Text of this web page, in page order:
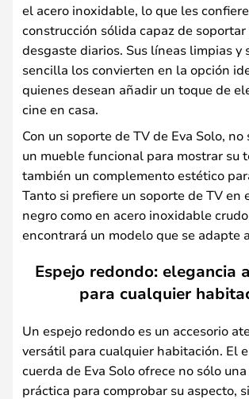
el acero inoxidable, lo que les
construcción sólida capaz de soportar
desgaste diarios. Sus líneas limpias y
sencilla los convierten en la opción
quienes desean añadir un toque de
cine en casa.
Con un soporte de TV de Eva Solo,
un mueble funcional para mostrar su
también un complemento estético
Tanto si prefiere un soporte de TV en
negro como en acero inoxidable
encontrará un modelo que se adapte
Espejo redondo: elegancia
para cualquier
Un espejo redondo es un accesorio
versátil para cualquier habitación. El
cuerda de Eva Solo ofrece no sólo
práctica para comprobar su aspecto,